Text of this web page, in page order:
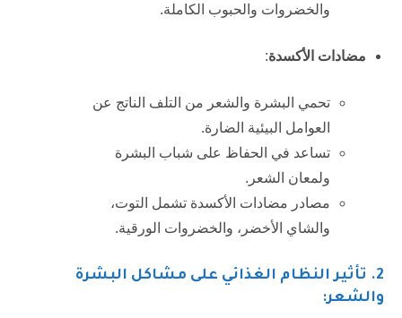
والخضروات والحبوب الكاملة.
مضادات الأكسدة:
تحمي البشرة والشعر من التلف الناتج عن
العوامل البيئية الضارة.
تساعد في الحفاظ على شباب البشرة
ولمعان الشعر.
مصادر مضادات الأكسدة تشمل التوت،
والشاي الأخضر، والخضروات الورقية.
2. تأثير النظام الغذائي على مشاكل البشرة
والشعر: